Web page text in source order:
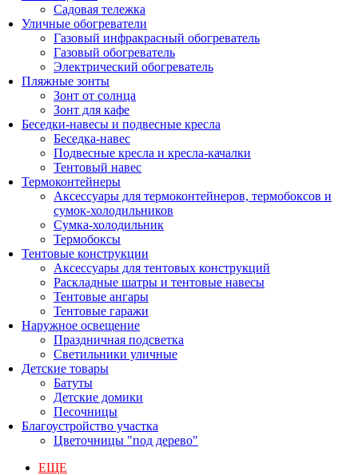
Садовая тележка
Уличные обогреватели
Газовый инфракрасный обогреватель
Газовый обогреватель
Электрический обогреватель
Пляжные зонты
Зонт от солнца
Зонт для кафе
Беседки-навесы и подвесные кресла
Беседка-навес
Подвесные кресла и кресла-качалки
Тентовый навес
Термоконтейнеры
Аксессуары для термоконтейнеров, термобоксов и
сумок-холодильников
Сумка-холодильник
Термобоксы
Тентовые конструкции
Аксессуары для тентовых конструкций
Раскладные шатры и тентовые навесы
Тентовые ангары
Тентовые гаражи
Наружное освещение
Праздничная подсветка
Светильники уличные
Детские товары
Батуты
Детские домики
Песочницы
Благоустройство участка
Цветочницы "под дерево"
ЕЩЕ